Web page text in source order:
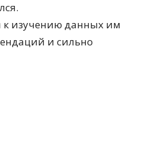
к изучению данных им
и сильно